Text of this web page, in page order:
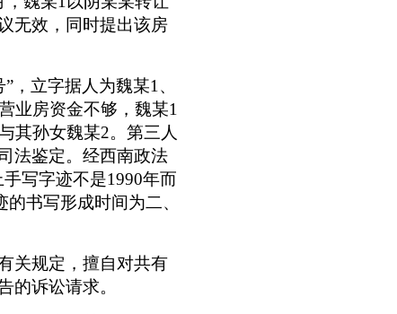
无效，同时提出该房
，立字据人为魏某1、
业房资金不够，魏某1
其孙女魏某2。第三人
法鉴定。经西南政法
写字迹不是1990年而
书写形成时间为二、
关规定，擅自对共有
的诉讼请求。